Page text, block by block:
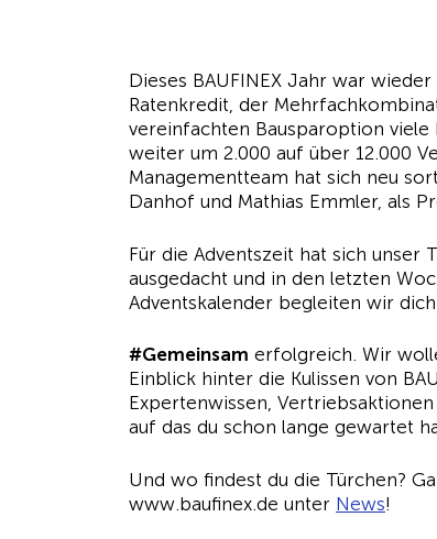
Dieses BAUFINEX Jahr war
Ratenkredit, der
vereinfachten Bausparoption viele
weiter um 2.000 auf über 12.000
Managementteam hat sich neu
Danhof und Mathias Emmler, als
Für die Adventszeit hat sich unser
ausgedacht und in den letzten
Adventskalender begleiten wir
#Gemeinsam erfolgreich. Wir
Einblick hinter die Kulissen von
Expertenwissen,
auf das du schon lange gewartet
Und wo findest du die Türchen?
www.baufinex.de unter News!